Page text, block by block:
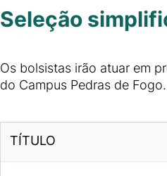
Seleção
Os bolsistas irão atuar em
do Campus Pedras de Fogo.
TÍTULO